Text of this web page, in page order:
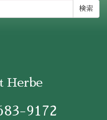
Herbe
9172